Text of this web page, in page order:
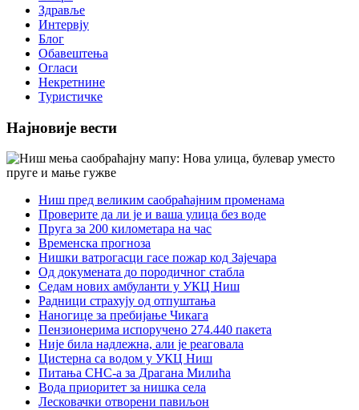
Здравље
Интервју
Блог
Обавештења
Огласи
Некретнине
Туристичке
Најновије вести
Ниш пред великим саобраћајним променама
Проверите да ли је и ваша улица без воде
Пруга за 200 километара на час
Временска прогноза
Нишки ватрогасци гасе пожар код Зајечара
Од докумената до породичног стабла
Седам нових амбуланти у УКЦ Ниш
Радници страхују од отпуштања
Наногице за пребијање Чикага
Пензионерима испоручено 274.440 пакета
Није била надлежна, али је реаговала
Цистерна са водом у УКЦ Ниш
Питања СНС-а за Драгана Милића
Вода приоритет за нишка села
Лесковачки отворени павиљон